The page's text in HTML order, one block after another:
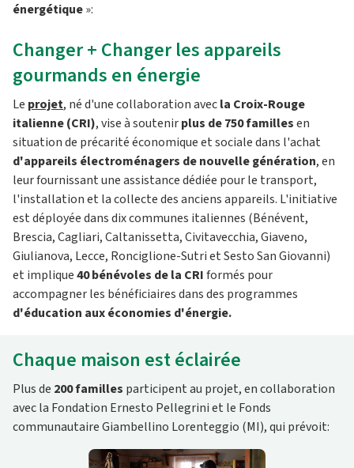
énergétique»:
Changer + Changer les appareils
gourmands en énergie
Le projet, né d'une collaboration avecla Croix-Rouge
italienne (CRI), vise à soutenirplus de 750 famillesen
situation de précarité économique et sociale dans l'achat
d'appareils électroménagers de nouvelle génération, en
leur fournissant une assistance dédiée pour le transport,
l'installation et la collecte des anciens appareils. L'initiative
est déployée dans dix communes italiennes (Bénévent,
Brescia, Cagliari, Caltanissetta, Civitavecchia, Giaveno,
Giulianova, Lecce, Ronciglione-Sutri et Sesto San Giovanni)
et implique40 bénévoles de la CRIformés pour
accompagner les bénéficiaires dans des programmes
d'éducation aux économies d'énergie.
Chaque maison est éclairée
Plus de 200 familles participent au projet, en collaboration
avec la Fondation Ernesto Pellegrini et le Fonds
communautaire Giambellino Lorenteggio (MI), qui prévoit: